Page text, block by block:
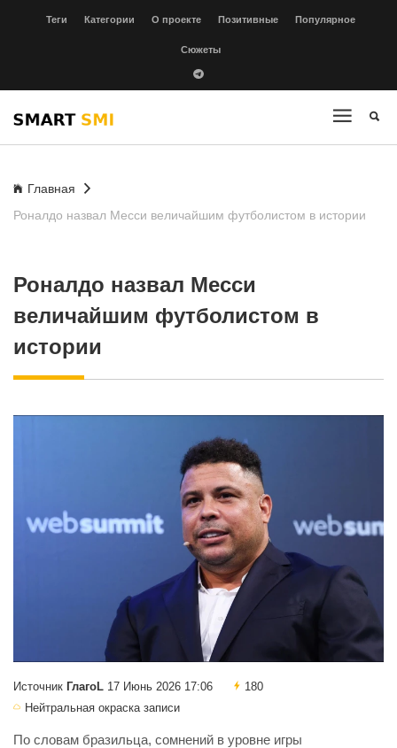
Теги Категории О проекте Позитивные Популярное
Сюжеты
Главная
Роналдо назвал Месси величайшим футболистом в истории
Роналдо назвал Месси
величайшим футболистом в
истории
Источник ГлагоL 17 Июнь 2026 17:06
180
Нейтральная окраска записи
По словам бразильца, сомнений в уровне игры